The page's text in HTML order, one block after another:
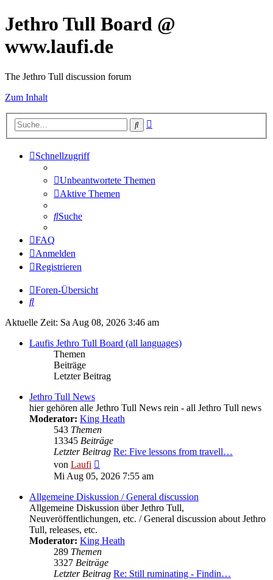
Jethro Tull Board @
www.laufi.de
The Jethro Tull discussion forum
Zum Inhalt
Suche
Schnellzugriff
Unbeantwortete Themen
Aktive Themen
Suche
FAQ
Anmelden
Registrieren
Foren-Übersicht
Suche
Aktuelle Zeit: Sa Aug 08, 2026 3:46 am
Laufis Jethro Tull Board (all languages)
Themen
Beiträge
Letzter Beitrag
Jethro Tull News
hier gehören alle Jethro Tull News rein - all Jethro Tull news
Moderator: King Heath
543 Themen
13345 Beiträge
Letzter Beitrag Re: Five lessons from travell…
von Laufi
Beitrag
Mi Aug 05, 2026 7:55 am
Allgemeine Diskussion / General discussion
Allgemeine Diskussion über Jethro Tull,
Neuveröffentlichungen, etc. / General discussion about Jethro
Tull, releases, etc.
Moderator: King Heath
289 Themen
3327 Beiträge
Letzter Beitrag Re: Still ruminating - Findin…